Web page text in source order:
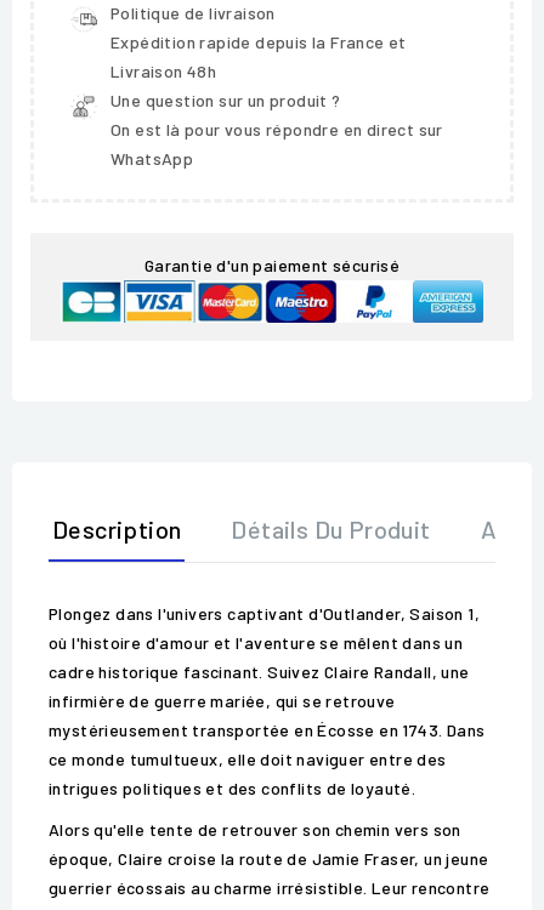
Politique de livraison
Expédition rapide depuis la France et
Livraison 48h
Une question sur un produit ?
On est là pour vous répondre en direct sur
WhatsApp
Garantie d'un paiement sécurisé
Description Détails Du Produit Avis
Plongez dans l'univers captivant d'Outlander, Saison 1,
où l'histoire d'amour et l'aventure se mêlent dans un
cadre historique fascinant. Suivez Claire Randall, une
infirmière de guerre mariée, qui se retrouve
mystérieusement transportée en Écosse en 1743. Dans
ce monde tumultueux, elle doit naviguer entre des
intrigues politiques et des conflits de loyauté.
Alors qu'elle tente de retrouver son chemin vers son
époque, Claire croise la route de Jamie Fraser, un jeune
guerrier écossais au charme irrésistible. Leur rencontre